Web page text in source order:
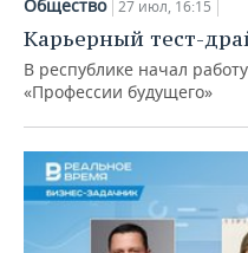
Общество 27 июл, 16:15
Карьерный тест-
В республике начал
«Профессии будущего»